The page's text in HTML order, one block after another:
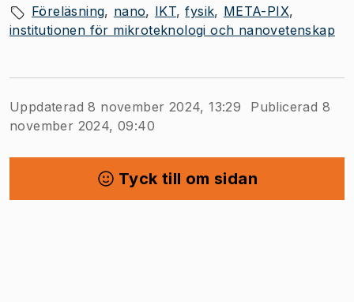
Föreläsning nano IKT fysik
META-PIX
institutionen för mikroteknologi och nanovetenskap
Uppdaterad 8 november 2024, 13:29
Publicerad 8
november 2024, 09:40
Tyck till om sidan